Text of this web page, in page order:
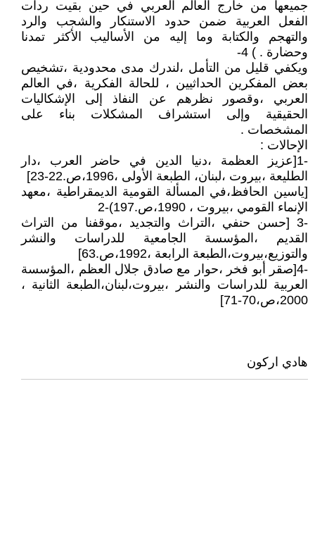
جميعها من خارج العالم العربي في حين بقيت ردات
الفعل العربية ضمن حدود الاستنكار والشجب والرد
والتهجم والكتابة وما إليه من الأساليب الأكثر تمدنا
وحضارة . ) 4-
ويكفي قليل من التأمل ،لندرك مدى محدودية ،تشخيص
بعض المفكرين الحداثيين ، للحالة الفكرية ،في العالم
العربي ،وقصور نظرهم عن النفاذ إلى الإشكاليات
الحقيقية وإلى استشراف المشكلات بناء على
المشخصات .
الإحالات :
-1[عزيز العظمة ،دنيا الدين في حاضر العرب ،دار
الطليعة ،بيروت ،لبنان، الطبعة الأولى ،1996،ص.22-23]
[ياسين الحافظ،في المسألة القومية الديمقراطية ،معهد
الإنماء القومي ،بيروت ، 1990،ص.197)-2
-3 [حسن حنفي ،التراث والتجديد ،موقفنا من التراث
القديم ،المؤسسة الجامعية للدراسات والنشر
والتوزيع،بيروت،الطبعة الرابعة ،1992،ص.63]
-4[صقر أبو فخر ،حوار مع صادق جلال العظم ،المؤسسة
العربية للدراسات والنشر ،بيروت،لبنان،الطبعة الثانية ،
2000،ص،70-71]
هادي اركون